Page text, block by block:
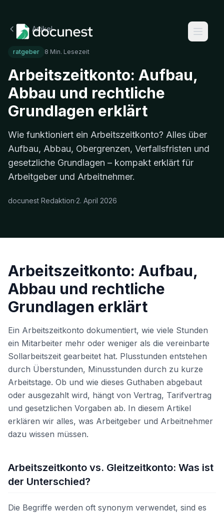
Alle Artikel
ratgeber 8 Min. Lesezeit
Arbeitszeitkonto: Aufbau,
Abbau und rechtliche
Grundlagen erklärt
Wie funktioniert ein Arbeitszeitkonto? Alles über
Aufbau, Abbau, Obergrenzen, Verfallsfristen und
gesetzliche Grundlagen – kompakt erklärt für
Arbeitgeber und Arbeitnehmer.
docunest Redaktion·2. April 2026
Arbeitszeitkonto: Aufbau,
Abbau und rechtliche
Grundlagen erklärt
Ein Arbeitszeitkonto dokumentiert, wie viele Stunden
ein Mitarbeiter mehr oder weniger als die vereinbarte
Sollarbeitszeit gearbeitet hat. Plusstunden entstehen
durch Überstunden, Minusstunden durch zu kurze
Arbeitstage. Ob und wie dieses Guthaben abgebaut
oder ausgezahlt wird, hängt von Vertrag, Tarifvertrag
und gesetzlichen Vorgaben ab. In diesem Artikel
erklären wir alles, was Arbeitgeber und Arbeitnehmer
dazu wissen müssen.
Arbeitszeitkonto vs. Gleitzeitkonto: Was ist
der Unterschied?
Die Begriffe werden oft synonym verwendet, sind es